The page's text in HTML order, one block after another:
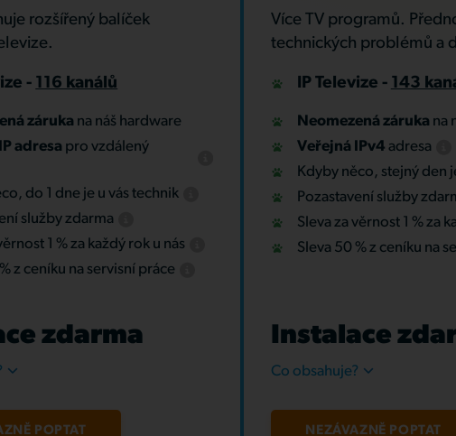
rozšířený balíček
- 116 kanálů
záruka na náš hardware
adresa pro vzdálený
do 1 dne je u vás technik
služby zdarma
1 % za každý rok u nás
z ceníku na servisní práce
zdarma
POPTAT
Více TV programů.
technických problémů a
IP Televize - 143
Neomezená záruka na
Veřejná IPv4 adresa
Kdyby něco, stejný den
Pozastavení služby
Sleva za věrnost 1 % za
Sleva 50 % z ceníku na
Instalace
Co obsahuje?
NEZÁVAZNĚ POPTAT